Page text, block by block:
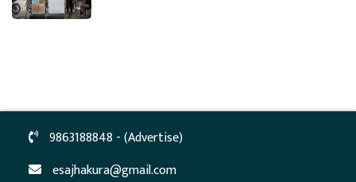
9863188848 - (Advertise)
esajhakura@gmail.com